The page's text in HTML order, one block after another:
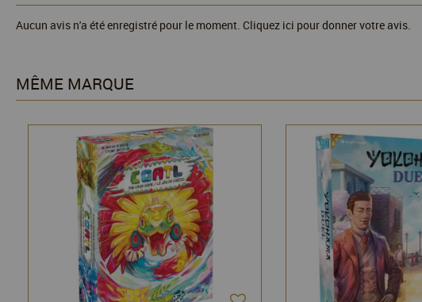
Aucun avis n'a été enregistré pour le moment. Cliquez ici pour donner votre avis.
MÊME MARQUE